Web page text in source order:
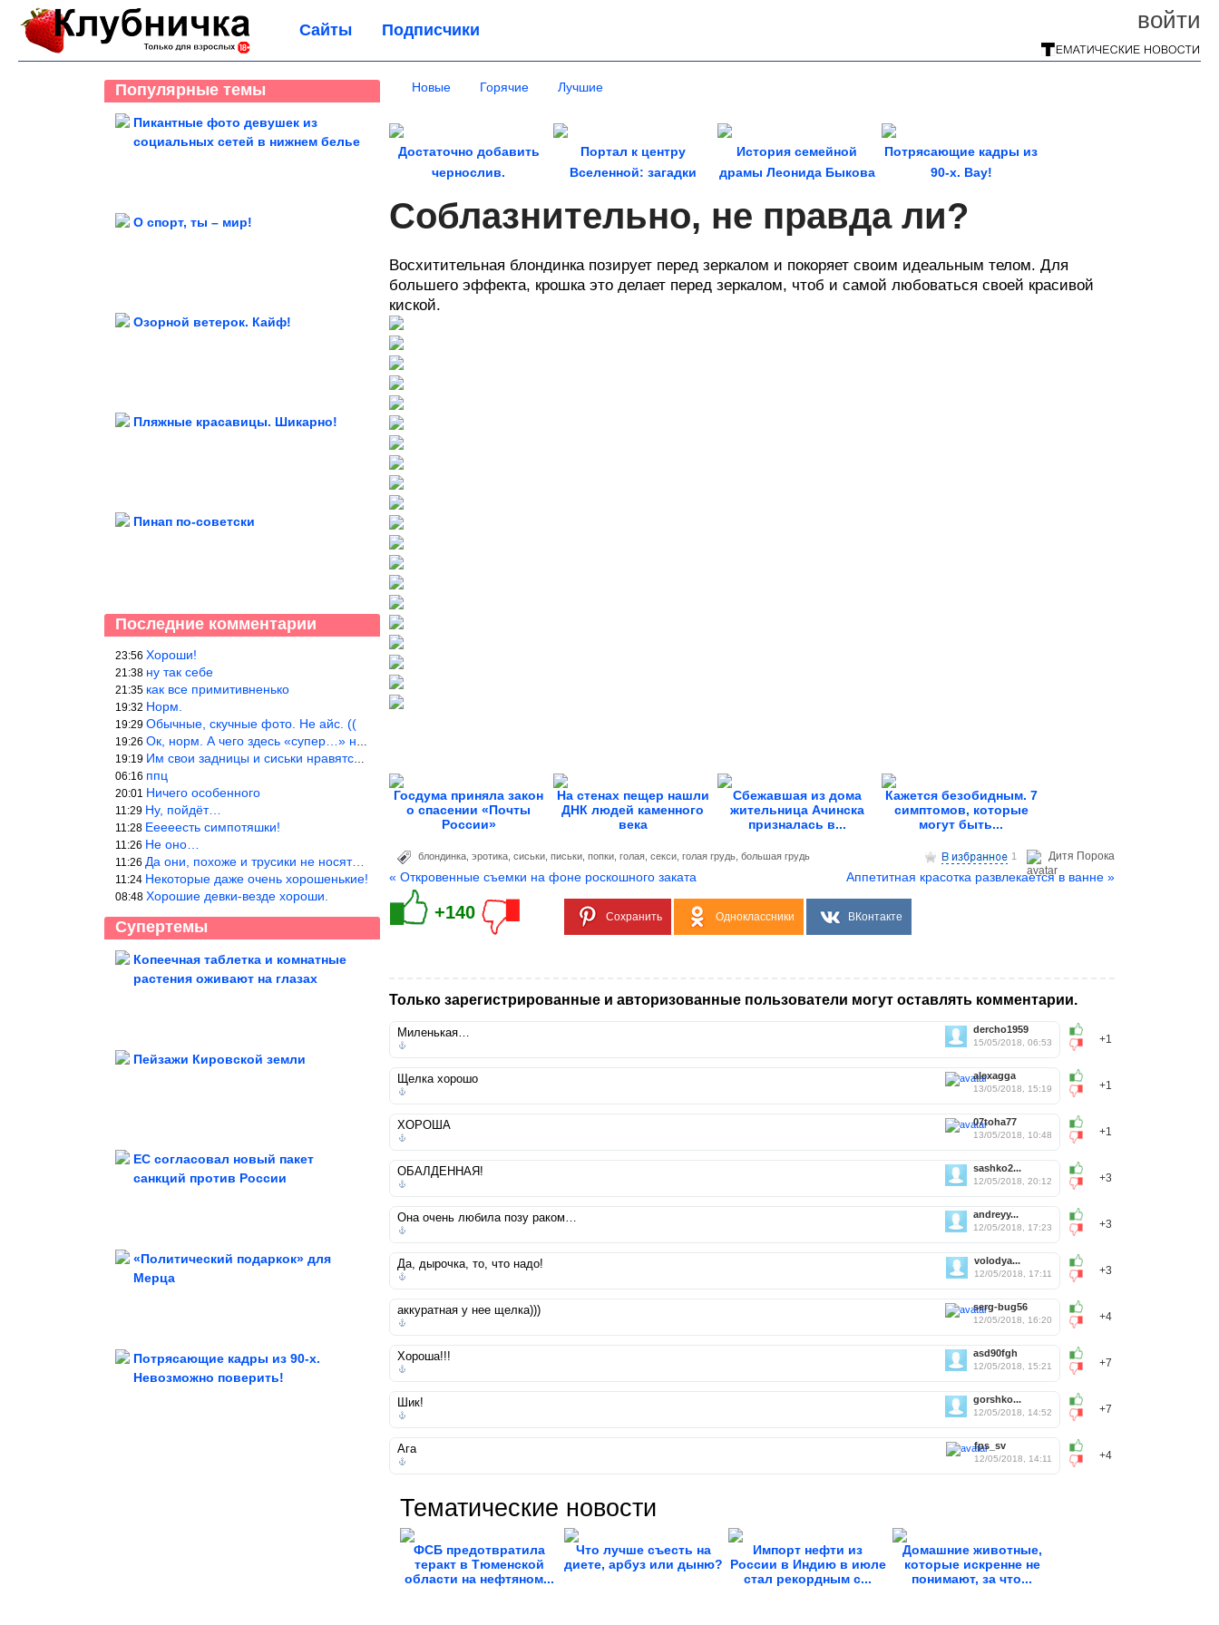
войти
Сайты Подписчики
Популярные темы
Пикантные фото девушек из
социальных сетей в нижнем белье
О спорт, ты – мир!
Озорной ветерок. Кайф!
Пляжные красавицы. Шикарно!
Пинап по-советски
Последние комментарии
23:56 Хороши!
21:38 ну так себе
21:35 как все примитивненько
19:32 Норм.
19:29 Обычные, скучные фото. Не айс. ((
19:26 Ок, норм. А чего здесь «супер…» не понятно.
19:19 Им свои задницы и сиськи нравятся больше, чем нам, мужикам?
06:16 ппц
20:01 Ничего особенного
11:29 Ну, пойдёт…
11:28 Ееееесть симпотяшки!
11:26 Не оно…
11:26 Да они, похоже и трусики не носят…
11:24 Некоторые даже очень хорошенькие!
08:48 Хорошие девки-везде хороши.
Супертемы
Копеечная таблетка и комнатные
растения оживают на глазах
Как и с чем носить шорты в
Пейзажи Кировской земли
ЕС согласовал новый пакет
санкций против России
«Политический подаркок» для
Мерца
Потрясающие кадры из 90-х.
Невозможно поверить!
Новые Горячие Лучшие
Достаточно добавить
чернослив.
стал...
Портал к центру
Вселенной: загадки
История семейной
драмы Леонида Быкова
Потрясающие кадры из
90-х. Вау!
Соблазнительно, не правда ли?
Восхитительная блондинка позирует перед зеркалом и покоряет своим идеальным телом. Для
большего эффекта, крошка это делает перед зеркалом, чтоб и самой любоваться своей красивой
киской.
Госдума приняла закон
о спасении «Почты
России»
На стенах пещер нашли
ДНК людей каменного
века
Сбежавшая из дома
жительница Ачинска
призналась в...
Кажется безобидным. 7
симптомов, которые
могут быть...
Дитя Пoрока
1
блондинка эротика сиськи письки попки голая секси голая грудь большая грудь
« Откровенные съемки на фоне роскошного заката Аппетитная красотка развлекается в ванне »
+140 Сохранить Одноклассники ВКонтакте
Только зарегистрированные и авторизованные пользователи могут оставлять комментарии.
+1
dercho1959
15/05/2018, 06:53
Миленькая…
+1
alexagga
13/05/2018, 15:19
Щелка хорошо
+1
07toha77
13/05/2018, 10:48
ХОРОША
+3
sashko2...
12/05/2018, 20:12
ОБАЛДЕННАЯ!
+3
andreyy...
12/05/2018, 17:23
Она очень любила позу раком…
+3
volodya...
12/05/2018, 17:11
Да, дырочка, то, что надо!
+4
serg-bug56
12/05/2018, 16:20
аккуратная у нее щелка)))
+7
asd90fgh
12/05/2018, 15:21
Хороша!!!
+7
gorshko...
12/05/2018, 14:52
Шик!
+4
fps_sv
12/05/2018, 14:11
Ага
Тематические новости
ФСБ предотвратила
теракт в Тюменской
области на нефтяном...
Что лучше съесть на
диете, арбуз или дыню?
Импорт нефти из
России в Индию в июле
стал рекордным с...
Домашние животные,
которые искренне не
понимают, за что...